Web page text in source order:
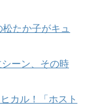
たか子がキュ
シーン、その時
カル！「ホスト